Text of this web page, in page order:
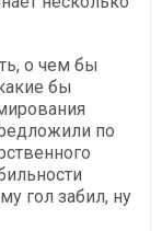
о чем бы
бы
по
гол забил, ну